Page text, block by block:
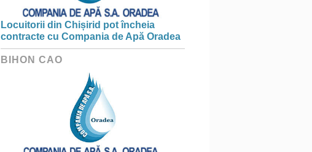
Locuitorii din Chișirid pot încheia
contracte cu Compania de Apă Oradea
BIHON CAO